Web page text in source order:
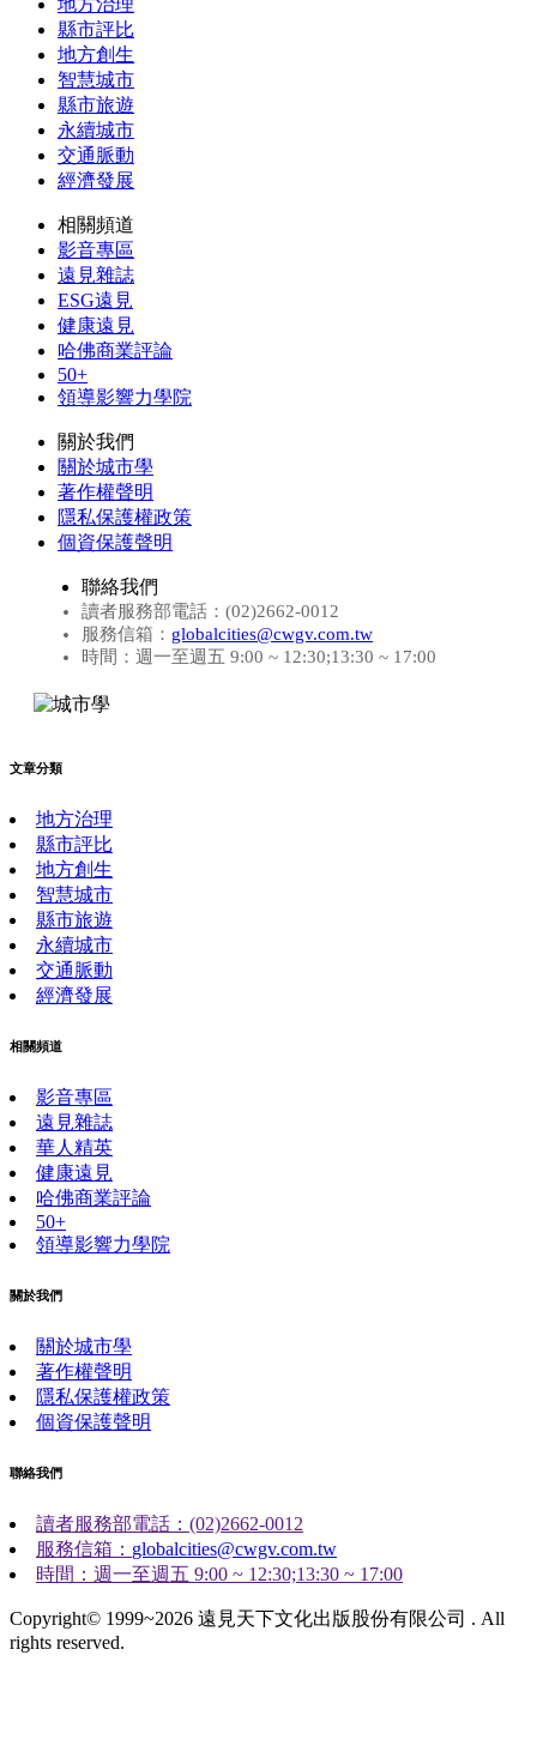
縣市評比
地方創生
智慧城市
縣市旅遊
永續城市
交通脈動
經濟發展
相關頻道
影音專區
遠見雜誌
ESG遠見
健康遠見
哈佛商業評論
50+
領導影響力學院
關於我們
關於城市學
著作權聲明
隱私保護權政策
個資保護聲明
聯絡我們
讀者服務部電話：(02)2662-0012
服務信箱： globalcities@cwgv.com.tw
時間：週一至週五 9:00 ~ 12:30;13:30 ~ 17:00
文章分類
地方治理
縣市評比
地方創生
智慧城市
縣市旅遊
永續城市
交通脈動
經濟發展
相關頻道
影音專區
遠見雜誌
華人精英
健康遠見
哈佛商業評論
50+
領導影響力學院
關於我們
關於城市學
著作權聲明
隱私保護權政策
個資保護聲明
聯絡我們
讀者服務部電話：(02)2662-0012
服務信箱： globalcities@cwgv.com.tw
時間：週一至週五 9:00 ~ 12:30;13:30 ~ 17:00
Copyright© 1999~2026 遠見天下文化出版股份有限公司 . All
rights reserved.